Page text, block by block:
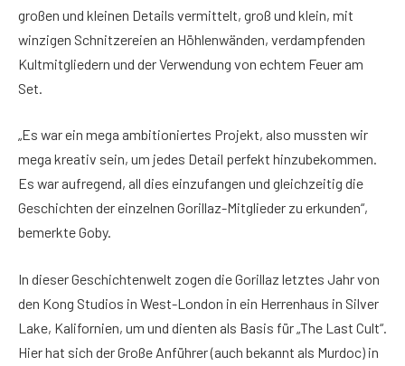
großen und kleinen Details vermittelt, groß und klein, mit
winzigen Schnitzereien an Höhlenwänden, verdampfenden
Kultmitgliedern und der Verwendung von echtem Feuer am
Set.
„Es war ein mega ambitioniertes Projekt, also mussten wir
mega kreativ sein, um jedes Detail perfekt hinzubekommen.
Es war aufregend, all dies einzufangen und gleichzeitig die
Geschichten der einzelnen Gorillaz-Mitglieder zu erkunden“,
bemerkte Goby.
In dieser Geschichtenwelt zogen die Gorillaz letztes Jahr von
den Kong Studios in West-London in ein Herrenhaus in Silver
Lake, Kalifornien, um und dienten als Basis für „The Last Cult“.
Hier hat sich der Große Anführer (auch bekannt als Murdoc) in